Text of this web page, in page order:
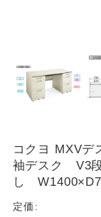
コクヨ MXVデ
袖デスク V3
し
定価: